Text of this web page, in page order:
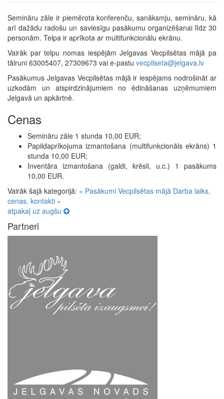
Semināru zāle ir piemērota konferenču, sanāksmju, semināru, kā
arī dažādu radošu un saviesīgu pasākumu organizēšanai līdz 30
personām. Telpa ir aprīkota ar multifunkcionālu ekrānu.
Vairāk par telpu nomas iespējām Jelgavas Vecpilsētas mājā pa
tālruni 63005407, 27309673 vai e-pastu vecpilseta@jelgava.lv
Pasākumus Jelgavas Vecpilsētas mājā ir iespējams nodrošināt ar
uzkodām un atspirdzinājumiem no ēdināšanas uzņēmumiem
Jelgavā un apkārtnē.
Cenas
Semināru zāle 1 stunda 10,00 EUR;
Papildaprīkojuma izmantošana (multifunkcionāls ekrāns) 1
stunda 10,00 EUR;
Inventāra izmantošana (galdi, krēsli, u.c.) 1 pasākums
10,00 EUR.
Vairāk šajā kategorijā: « Pasākumi Vecpilsētas mājā Darba laiks,
cenas, kontakti »
atpakaļ uz augšu
Partneri